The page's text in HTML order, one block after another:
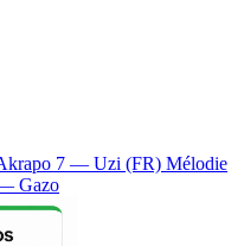
7 — Uzi (FR) Mélodie
Gazo